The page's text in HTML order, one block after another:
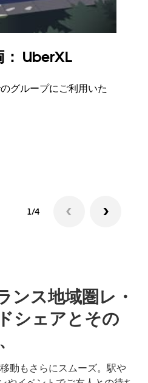
UberXL
グループにご利用いた
1/4
ンス地域圏レ・
シェアとその
動もさらにスムーズ。駅や